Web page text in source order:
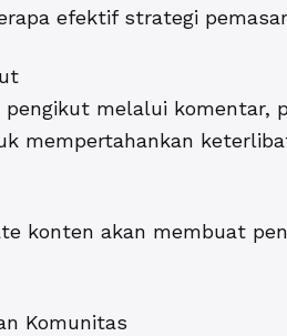
efektif strategi
melalui komentar,
mempertahankan
konten akan membuat
Komunitas